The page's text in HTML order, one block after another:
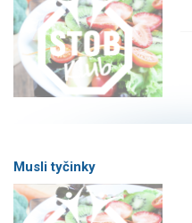
Musli tyčinky